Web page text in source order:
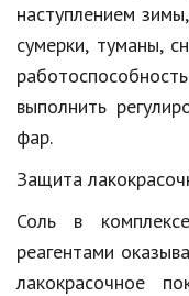
наступлением
сумерки, туманы,
выполнить
фар.
Защита
Соль в
реагентами
лакокрасочное